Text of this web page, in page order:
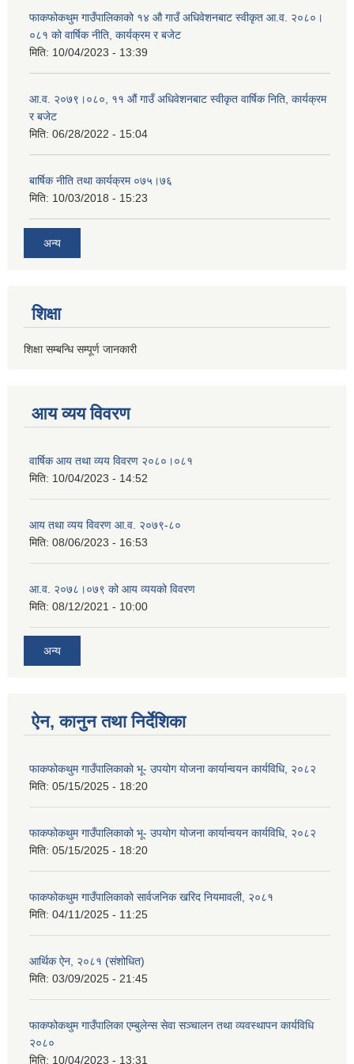
फाकफोकथुम गाउँपालिकाको १४ औ गाउँ अधिवेशनबाट स्वीकृत आ.व. २०८०।
०८१ को वार्षिक नीति, कार्यक्रम र बजेट
मिति: 10/04/2023 - 13:39
आ.व. २०७९।०८०, ११ औं गाउँ अधिवेशनबाट स्वीकृत वार्षिक निति, कार्यक्रम
र बजेट
मिति: 06/28/2022 - 15:04
बार्षिक नीति तथा कार्यक्रम ०७५।७६
मिति: 10/03/2018 - 15:23
अन्य
शिक्षा
शिक्षा सम्बन्धि सम्पूर्ण जानकारी
आय व्यय विवरण
वार्षिक आय तथा व्यय विवरण २०८०।०८१
मिति: 10/04/2023 - 14:52
आय तथा व्यय विवरण आ.व. २०७९-८०
मिति: 08/06/2023 - 16:53
आ.व. २०७८।०७९ को आय व्ययको विवरण
मिति: 08/12/2021 - 10:00
अन्य
ऐन, कानुन तथा निर्देशिका
फाकफोकथुम गाउँपालिकाको भू- उपयोग योजना कार्यान्वयन कार्यविधि, २०८२
मिति: 05/15/2025 - 18:20
फाकफोकथुम गाउँपालिकाको भू- उपयोग योजना कार्यान्वयन कार्यविधि, २०८२
मिति: 05/15/2025 - 18:20
फाकफोकथुम गाउँपालिकाको सार्वजनिक खरिद नियमावली, २०८१
मिति: 04/11/2025 - 11:25
आर्थिक ऐन, २०८१ (संशोधित)
मिति: 03/09/2025 - 21:45
फाकफोकथुम गाउँपालिका एम्बुलेन्स सेवा सञ्चालन तथा व्यवस्थापन कार्यविधि
२०८०
मिति: 10/04/2023 - 13:31